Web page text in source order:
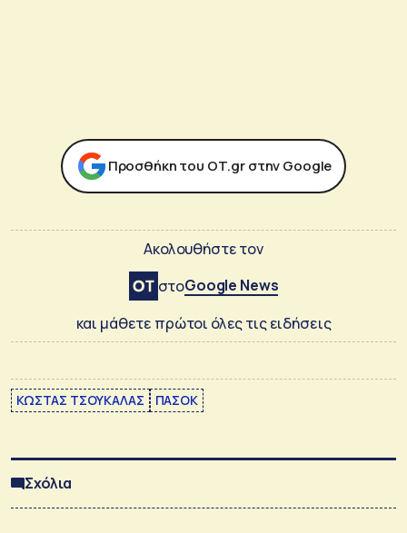
Προσθήκη του ΟΤ.gr στην Google
Ακολουθήστε τον
στοGoogle News
και μάθετε πρώτοι όλες τις ειδήσεις
ΚΩΣΤΑΣ ΤΣΟΥΚΑΛΑΣ ΠΑΣΟΚ
Σχόλια